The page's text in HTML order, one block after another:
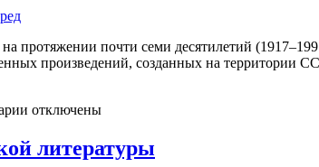
протяжении почти семи десятилетий
произведений, созданных на территории
к
Идейно-
тематическое
отключены
литературы